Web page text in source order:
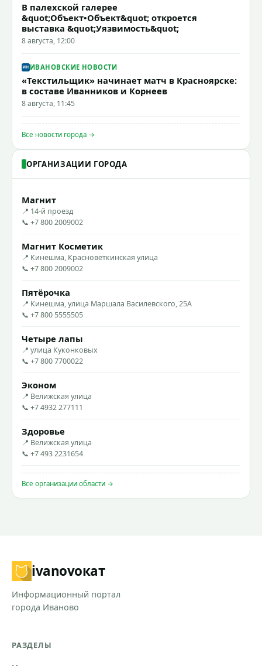
В палехской галерее
&quot;Объект•Объект&quot; откроется
выставка &quot;Уязвимость&quot;
8 августа, 12:00
ИВАНОВСКИЕ НОВОСТИ
«Текстильщик» начинает матч в Красноярске:
в составе Иванников и Корнеев
8 августа, 11:45
Все новости города →
ОРГАНИЗАЦИИ ГОРОДА
Магнит
📍 14-й проезд
📞 +7 800 2009002
Магнит Косметик
📍 Кинешма, Красноветкинская улица
📞 +7 800 2009002
Пятёрочка
📍 Кинешма, улица Маршала Василевского, 25А
📞 +7 800 5555505
Четыре лапы
📍 улица Куконковых
📞 +7 800 7700022
Эконом
📍 Велижская улица
📞 +7 4932 277111
Здоровье
📍 Велижская улица
📞 +7 493 2231654
Все организации области →
ivanovoкат
Информационный портал
города Иваново
РАЗДЕЛЫ